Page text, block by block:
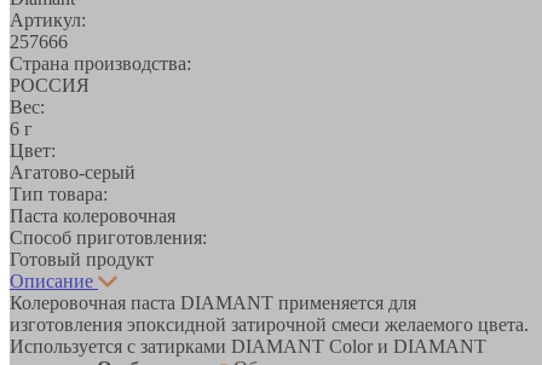
Артикул:
257666
Страна производства:
РОССИЯ
Вес:
6 г
Цвет:
Агатово-серый
Тип товара:
Паста колеровочная
Способ приготовления:
Готовый продукт
Описание
Колеровочная паста DIAMANT применяется для
изготовления эпоксидной затирочной смеси желаемого цвета.
Используется с затирками DIAMANT Color и DIAMANT